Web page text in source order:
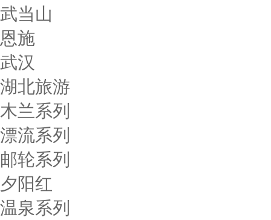
武当山
恩施
武汉
湖北旅游
木兰系列
漂流系列
邮轮系列
夕阳红
温泉系列